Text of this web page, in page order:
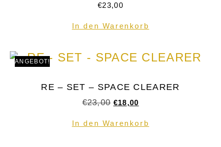
€23,00
In den Warenkorb
ANGEBOT!
RE – SET – SPACE CLEARER
€23,00 €18,00
In den Warenkorb